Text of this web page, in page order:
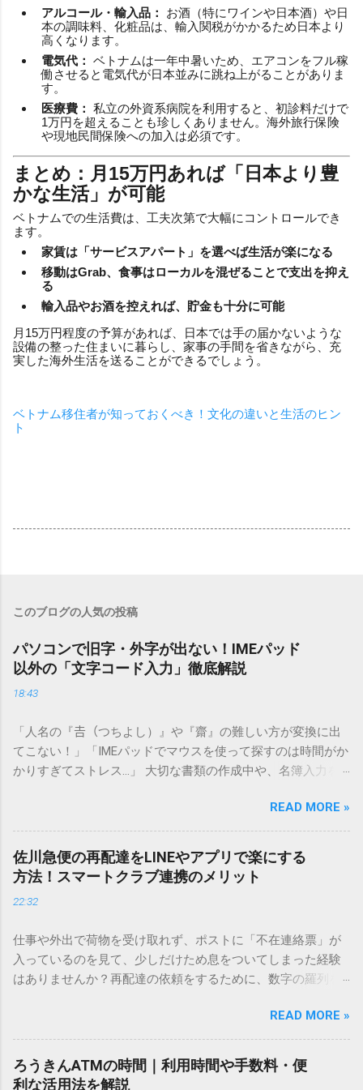
アルコール・輸入品：
お酒（特にワインや日本酒）や日
本の調味料、化粧品は、輸入関税がかかるため日本より
高くなります。
電気代： ベトナムは一年中暑いため、エアコンをフル稼
働させると電気代が日本並みに跳ね上がることがありま
す。
医療費： 私立の外資系病院を利用すると、初診料だけで
1万円を超えることも珍しくありません。海外旅行保険
や現地民間保険への加入は必須です。
まとめ：月15万円あれば「日本より豊
かな生活」が可能
ベトナムでの生活費は、工夫次第で大幅にコントロールでき
ます。
家賃は「サービスアパート」を選べば生活が楽になる
移動はGrab、食事はローカルを混ぜることで支出を抑え
る
輸入品やお酒を控えれば、貯金も十分に可能
月15万円程度の予算があれば、日本では手の届かないような
設備の整った住まいに暮らし、家事の手間を省きながら、充
実した海外生活を送ることができるでしょう。
ベトナム移住者が知っておくべき！文化の違いと生活のヒン
ト
このブログの人気の投稿
パソコンで旧字・外字が出ない！IMEパッド
以外の「文字コード入力」徹底解説
18:43
「人名の『𠮷（つちよし）』や『齋』の難しい方が変換に出
てこない！」「IMEパッドでマウスを使って探すのは時間がか
かりすぎてストレス…」 大切な書類の作成中や、名簿入力を
てしまいますよね。多くの人が「IMEパッド（手書き入力）」
を使いますが、実はマウスで一画ずつ書くのは非効率です
し、似た漢字が多すぎて結局見つからないことも少なくあり
ません。 そこで今回は、IMEパッドを使わずに、特定のコー
ドを打ち込むだけで一瞬で旧字や外字、特殊記号を呼び出す
「文字コード入力」のテクニックを詳しく解説します。 この
必要はありません。 1. なぜ「変換」しても旧字・外字が出て
こないのか？ そもそも、なぜ普通の変換で出てこない漢字が
あるのでしょうか。その理由は、パソコンが文字を認識する
は、JIS規格（日本産業規格）によって「第1水準」「第2水
準」といった形で整理されています。しかし、人名や地名に
使われる非常に古い漢字（旧字）や、特定の組織だけで作ら
れた「外字」は、この一般的な変換リストに含まれていない
READ MORE »
佐川急便の再配達をLINEやアプリで楽にする
方法！スマートクラブ連携のメリット
22:32
仕事や外出で荷物を受け取れず、ポストに「不在連絡票」が
入っているのを見て、少しだけため息をついてしまった経験
はありませんか？再配達の依頼をするために、数字の羅列を
ことに申し訳なさを感じたりすることもあるかもしれませ
ん。 「もっとスムーズに、自分のタイミングで受け取りた
い」 「わざわざ電話をかけずに、スマホ一つで完結させた
い」 そんな願いを叶えてくれるのが、佐川急便の会員制サー
READ MORE »
ろうきんATMの時間｜利用時間や手数料・便
利な活用法を解説